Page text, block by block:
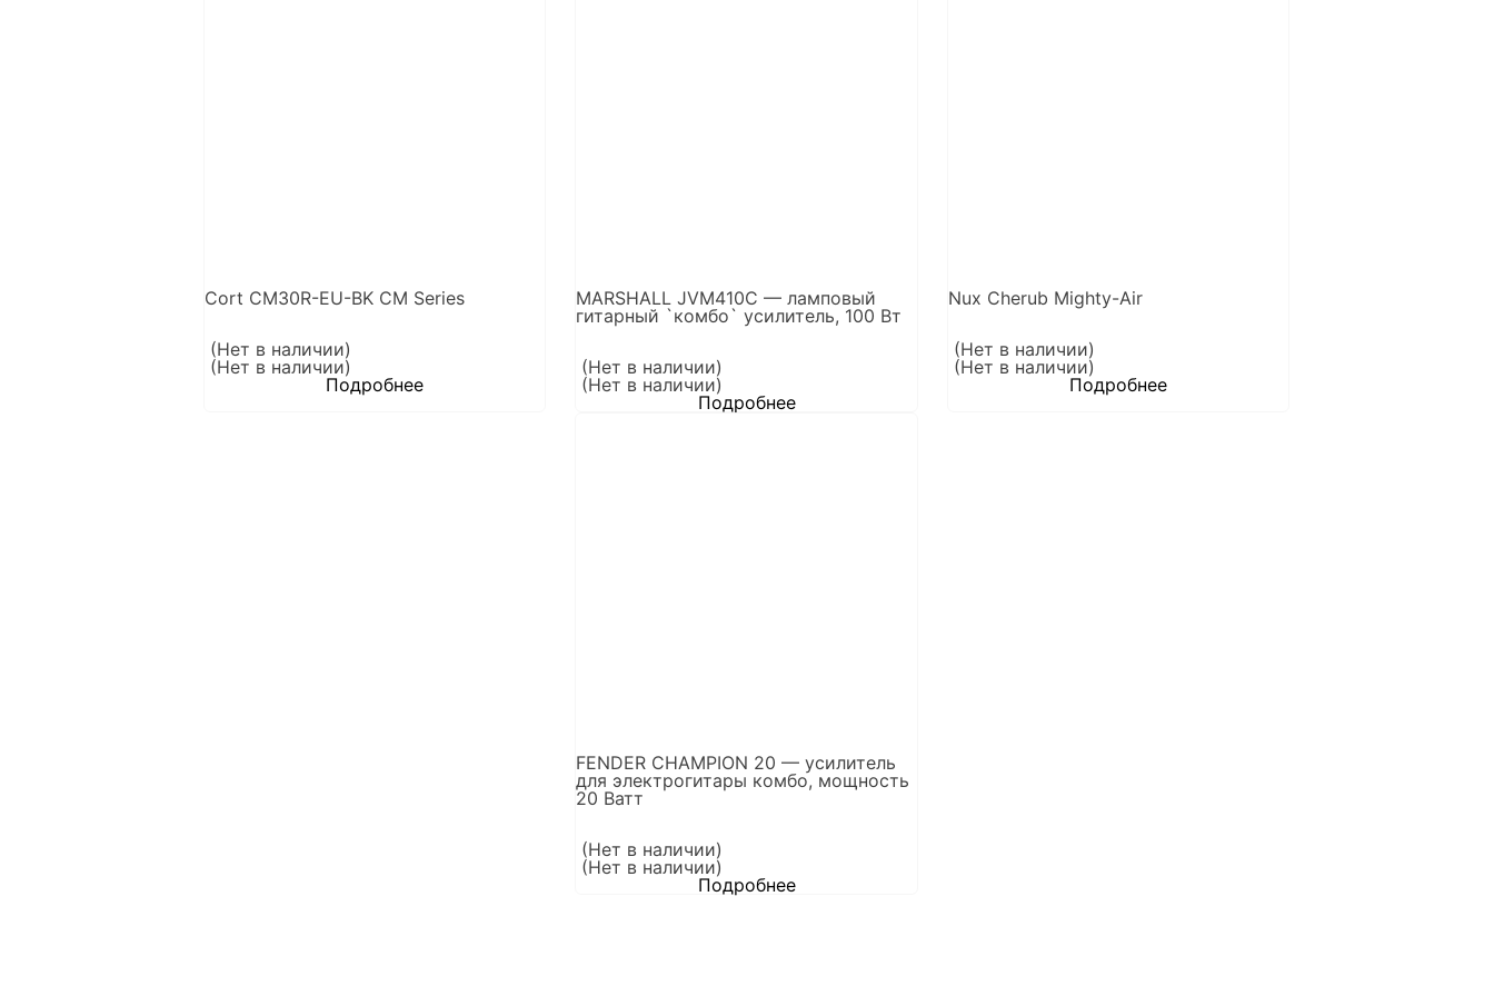
Cort CM30R-EU-BK CM Series
(Нет в наличии)
(Нет в наличии)
Подробнее
MARSHALL JVM410C — ламповый
гитарный `комбо` усилитель, 100 Вт
(Нет в наличии)
(Нет в наличии)
Подробнее
Nux Cherub Mighty-Air
(Нет в наличии)
(Нет в наличии)
Подробнее
FENDER CHAMPION 20 — усилитель
для электрогитары комбо, мощность
20 Ватт
(Нет в наличии)
(Нет в наличии)
Подробнее